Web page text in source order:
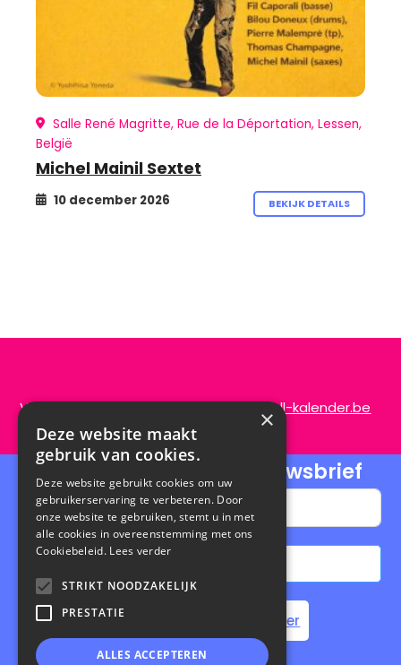
Salle René Magritte, Rue de la Déportation, Lessen,
België
Michel Mainil Sextet
10 december 2026 BEKIJK DETAILS
Vragen of opmerkingen?info@de-scroll-kalender.be
Schrijf je in voor onze nieuwsbrief
Home Steun de Scroll Kalender
×
Deze website maakt
gebruik van cookies.
Deze website gebruikt cookies om uw
gebruikerservaring te verbeteren. Door
onze website te gebruiken, stemt u in met
alle cookies in overeenstemming met ons
Cookiebeleid. Lees verder
STRIKT NOODZAKELIJK
PRESTATIE
ALLES ACCEPTEREN